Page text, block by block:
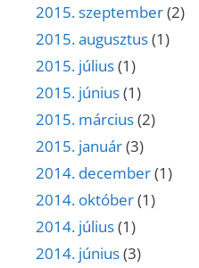
2015. szeptember(2)
2015. augusztus(1)
2015. július(1)
2015. június(1)
2015. március(2)
2015. január(3)
2014. december(1)
2014. október(1)
2014. július(1)
2014. június(3)